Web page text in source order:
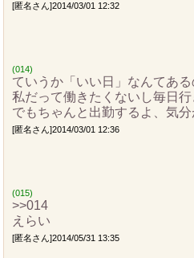
[匿名さん]2014/03/01 12:32
(014)
ていうか「いい日」なんてある
私だって働きたくないし毎日
でもちゃんと出勤するよ、気
[匿名さん]2014/03/01 12:36
(015)
>>014
えらい
[匿名さん]2014/05/31 13:35